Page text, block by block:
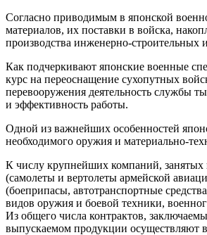
Согласно приводимым в японской
материалов, их поставки в войска,
производства инженерно-строительных
Как подчеркивают японские военные
курс на переоснащение сухопутных
перевооружения деятельность службы
и эффективность работы.
Одной из важнейших особенностей
необходимого оружия и материально-
К числу крупнейших компаний, занятых
(самолеты и вертолеты армейской
(боеприпасы, автотранспортные
видов оружия и боевой техники,
Из общего числа контрактов,
выпускаемом продукции осуществляют